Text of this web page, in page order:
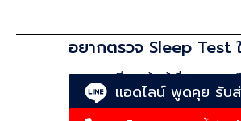
อยากตรวจ Sleep Test
ปรึกษาเจ้าหน้าที่เฉพาะทาง ฟ
แอดไลน์ พูดคุย รับ